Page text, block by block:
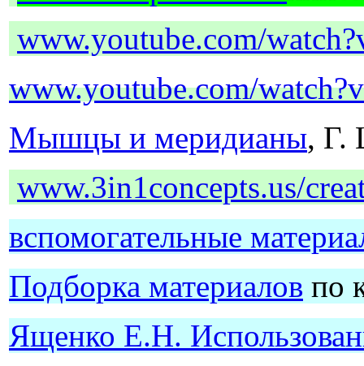
www.youtube.com/
www.youtube.com/
Мышцы и меридианы, Г.
www.3in1concepts.us/
вспомогательные
Подборка материалов по
Ященко Е.Н.